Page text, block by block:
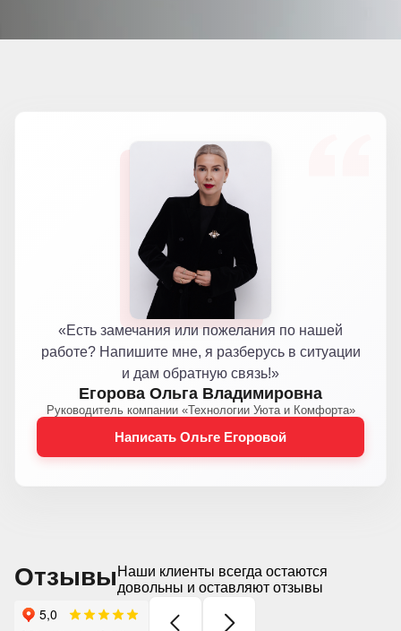
«Есть замечания или пожелания по нашей
работе? Напишите мне, я разберусь в ситуации
и дам обратную связь!»
Егорова Ольга Владимировна
Руководитель компании «Технологии Уюта и Комфорта»
Написать Ольге Егоровой
Отзывы Наши клиенты всегда остаются
довольны и оставляют отзывы